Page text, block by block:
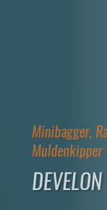
Minibagger,
Muldenkipper